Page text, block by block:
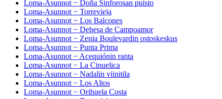
Loma-Asunnot − Doña Sinforosan puisto
Loma-Asunnot − Torrevieja
Loma-Asunnot − Los Balcones
Loma-Asunnot − Dehesa de Campoamor
Loma-Asunnot − Zenia Boulevardin ostoskeskus
Loma-Asunnot − Punta Prima
Loma-Asunnot − Acequiónin ranta
Loma-Asunnot − La Cinuelica
Loma-Asunnot − Nadalin viinitila
Loma-Asunnot − Los Altos
Loma-Asunnot − Orihuela Costa